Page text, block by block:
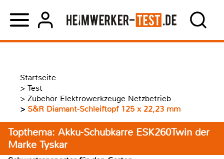
Startseite
> Test
> Zubehör Elektrowerkzeuge Netzbetrieb
> S&R Diamant-Schleiftopf 125 x 22,23 mm
Topthema: Akku-Schubkarre ESK260Twin der
Marke Tyskar